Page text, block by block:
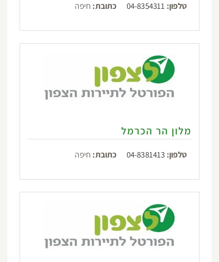
טלפון: 04-8354311 כתובת: חיפה
מלון הר הכרמל
טלפון: 04-8381413 כתובת: חיפה